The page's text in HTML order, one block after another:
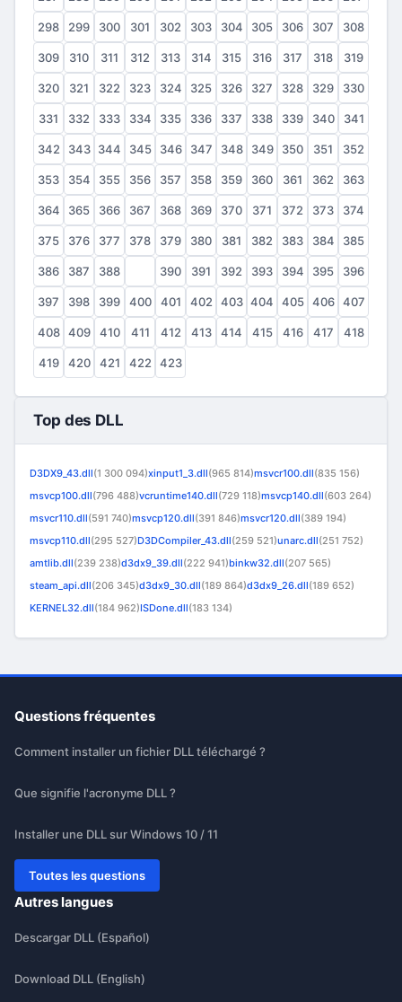
298 299 300 301 302 303 304 305 306 307 308
309 310 311 312 313 314 315 316 317 318 319
320 321 322 323 324 325 326 327 328 329 330
331 332 333 334 335 336 337 338 339 340 341
342 343 344 345 346 347 348 349 350 351 352
353 354 355 356 357 358 359 360 361 362 363
364 365 366 367 368 369 370 371 372 373 374
375 376 377 378 379 380 381 382 383 384 385
386 387 388 390 391 392 393 394 395 396
397 398 399 400 401 402 403 404 405 406 407
408 409 410 411 412 413 414 415 416 417 418
419 420 421 422 423
Top des DLL
D3DX9_43.dll(1 300 094)xinput1_3.dll(965 814)msvcr100.dll(835 156)
msvcp100.dll(796 488)vcruntime140.dll(729 118)msvcp140.dll(603 264)
msvcr110.dll(591 740)msvcp120.dll(391 846)msvcr120.dll(389 194)
msvcp110.dll(295 527)D3DCompiler_43.dll(259 521)unarc.dll(251 752)
amtlib.dll(239 238)d3dx9_39.dll(222 941)binkw32.dll(207 565)
steam_api.dll(206 345)d3dx9_30.dll(189 864)d3dx9_26.dll(189 652)
KERNEL32.dll(184 962)ISDone.dll(183 134)
Questions fréquentes
Comment installer un fichier DLL téléchargé ?
Que signifie l'acronyme DLL ?
Installer une DLL sur Windows 10 / 11
Toutes les questions
Autres langues
Descargar DLL (Español)
Download DLL (English)